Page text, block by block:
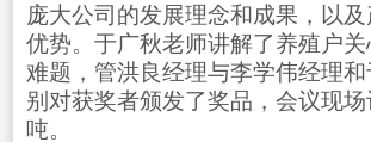
庞大公司的发展理念和成果，以
优势。于广秋老师讲解了养殖户
难题，管洪良经理与李学伟经理
别对获奖者颁发了奖品，会议现场
吨。